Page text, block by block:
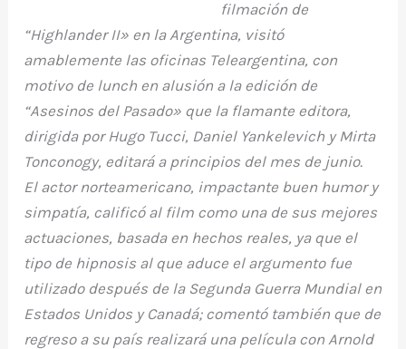
filmación de
“Highlander II» en la Argentina, visitó
amablemente las oficinas Teleargentina, con
motivo de lunch en alusión a la edición de
“Asesinos del Pasado» que la flamante editora,
dirigida por Hugo Tucci, Daniel Yankelevich y Mirta
Tonconogy, editará a principios del mes de junio.
El actor norteamericano, impactante buen humor y
simpatía, calificó al film como una de sus mejores
actuaciones, basada en hechos reales, ya que el
tipo de hipnosis al que aduce el argumento fue
utilizado después de la Segunda Guerra Mundial en
Estados Unidos y Canadá; comentó también que de
regreso a su país realizará una película con Arnold